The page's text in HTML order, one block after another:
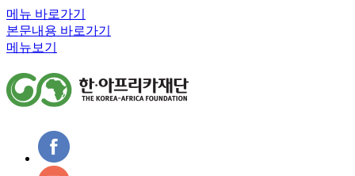
메뉴 바로가기
본문내용 바로가기
메뉴보기